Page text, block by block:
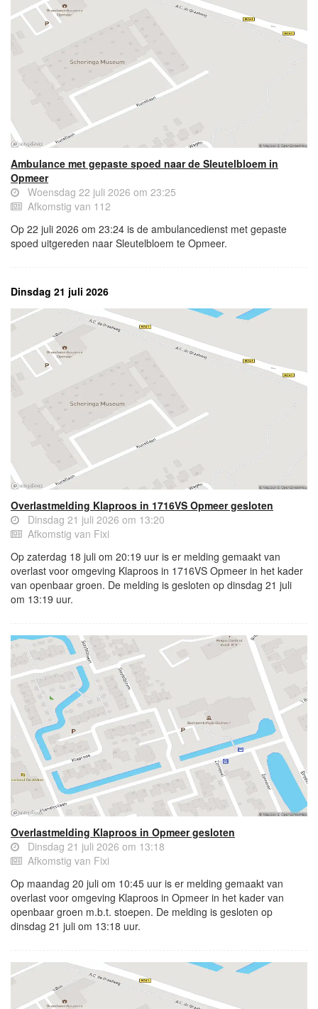
Ambulance met gepaste spoed naar de Sleutelbloem in
Opmeer
Woensdag 22 juli 2026 om 23:25
Afkomstig van 112
Op 22 juli 2026 om 23:24 is de ambulancedienst met gepaste
spoed uitgereden naar Sleutelbloem te Opmeer.
Dinsdag 21 juli 2026
Overlastmelding Klaproos in 1716VS Opmeer gesloten
Dinsdag 21 juli 2026 om 13:20
Afkomstig van Fixi
Op zaterdag 18 juli om 20:19 uur is er melding gemaakt van
overlast voor omgeving Klaproos in 1716VS Opmeer in het kader
van openbaar groen. De melding is gesloten op dinsdag 21 juli
om 13:19 uur.
Overlastmelding Klaproos in Opmeer gesloten
Dinsdag 21 juli 2026 om 13:18
Afkomstig van Fixi
Op maandag 20 juli om 10:45 uur is er melding gemaakt van
overlast voor omgeving Klaproos in Opmeer in het kader van
openbaar groen m.b.t. stoepen. De melding is gesloten op
dinsdag 21 juli om 13:18 uur.